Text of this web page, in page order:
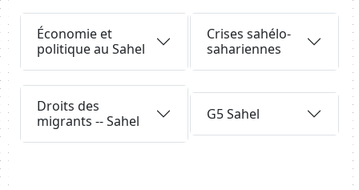
Body
Requête
Économie et
politique au Sahel
Crises sahélo-
sahariennes
Droits des
migrants -- Sahel
G5 Sahel